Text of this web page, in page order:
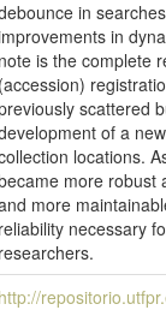
in
in
note is the complete
(accession)
scattered
of a
locations.
more robust
more
reliability necessary
researchers.
http://